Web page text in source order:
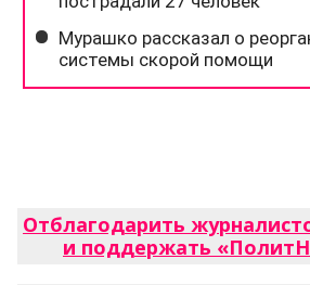
Отблагодарить
и поддержать